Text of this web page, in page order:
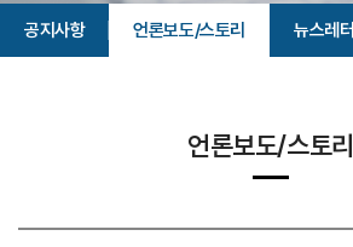
공지사항 언론보도/스토리 뉴스레터
언론보도/스토리